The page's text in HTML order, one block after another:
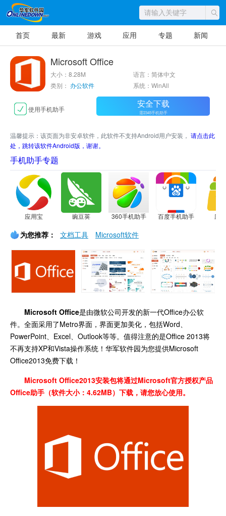
首页 最新 游戏 应用 专题 新闻
Microsoft Office
大小：8.28M
语言：简体中文
类别： 办公软件 系统：WinAll
使用手机助手 安全下载
需2345手机助手
温馨提示：该页面为非安卓软件，此软件不支持Android用户安装， 请点击此
处，跳转该软件Android版，谢谢。
手机助手专题
应用宝 豌豆荚 360手机助手 百度手机助手 应
为您推荐： 文档工具 Microsoft软件
Microsoft Office是由微软公司开发的新一代Office办公软
件。全面采用了Metro界面，界面更加美化，包括Word、
PowerPoint、Excel、Outlook等等。值得注意的是Office 2013将
不再支持XP和Vista操作系统！华军软件园为您提供Microsoft
Office2013免费下载！
Microsoft Office2013安装包将通过Microsoft官方授权产品
Office助手（软件大小：4.62MB）下载，请您放心使用。